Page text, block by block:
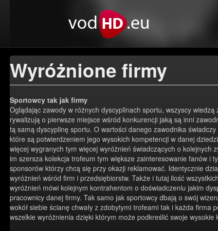
Wyróżnione firmy
Sportowcy tak jak firmy
Oglądając zawody w różnych dyscyplinach sportu, wszyscy wiedzą
rywalizują o pierwsze miejsce wśród konkurencji jaką są inni
tą samą dyscyplinę sportu. O wartości danego zawodnika
które są potwierdzeniem jego wysokich kompetencji w danej
więcej wygranych tym więcej wyróżnień świadczących o kolejnych
im szersza kolekcja trofeum tym większe zainteresowanie fanów i
sponsorów którzy chcą się przy okazji reklamować. Identycznie
wyróżnień wśród firm i przedsiębiorstw. Także i tutaj ilość
wyróżnień mówi kolejnym kontrahentom o doświadczeniu jakim
pracownicy danej firmy. Tak samo jak sportowcy dbają o swój
wokół siebie ścianę chwały z zdobytymi trofeami tak i każda firma
wszelkie wyróżnienia dzięki którym może podkreślić swoje wysokie